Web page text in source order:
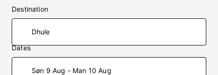
Destination
Dates
Søn 9 Aug - Man 10 Aug